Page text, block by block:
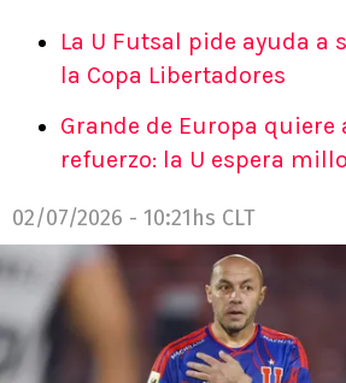
La U Futsal pide ayuda a
la Copa Libertadores
Grande de Europa quiere
refuerzo: la U espera
02/07/2026 - 10:21hs CLT